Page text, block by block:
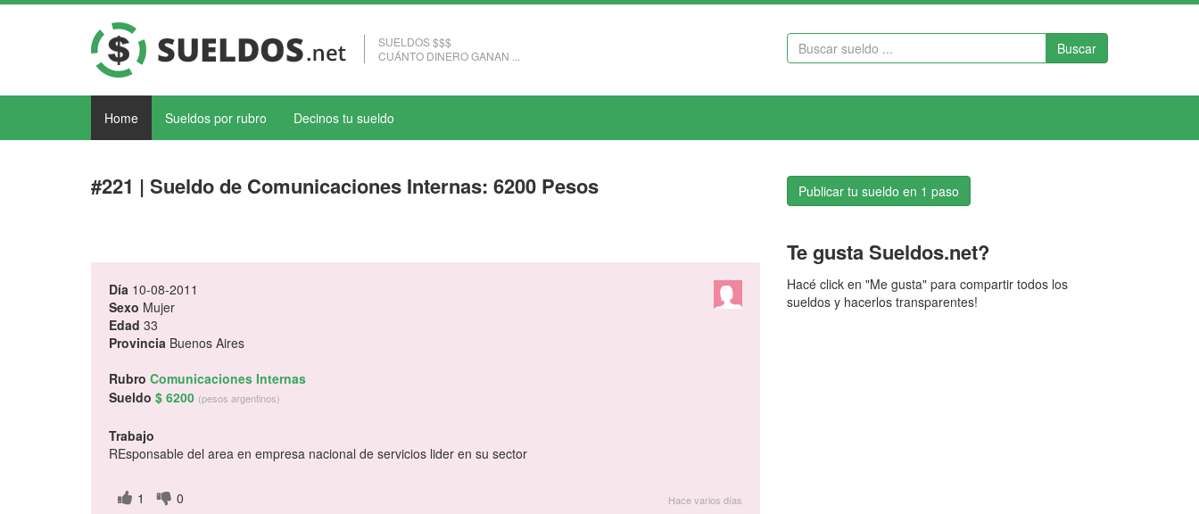
SUELDOS $$$
CUÁNTO DINERO GANAN ...
Buscar
Home Sueldos por rubro Decinos tu sueldo
#221 | Sueldo de Comunicaciones Internas: 6200 Pesos
Día 10-08-2011
Sexo Mujer
Edad 33
Provincia Buenos Aires
Rubro Comunicaciones Internas
Sueldo $ 6200 (pesos argentinos)
Trabajo
REsponsable del area en empresa nacional de servicios lider en su sector
1 0 Hace varios días
Publicar tu sueldo en 1 paso
Te gusta Sueldos.net?
Hacé click en "Me gusta" para compartir todos los
sueldos y hacerlos transparentes!